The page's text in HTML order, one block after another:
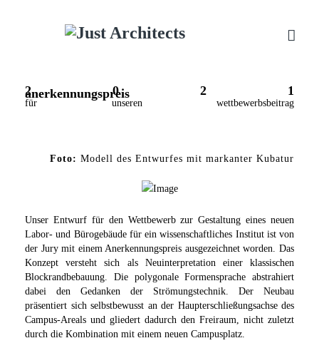
2 0 2 1
anerkennungspreis
für unseren wettbewerbsbeitrag
Foto: Modell des Entwurfes mit markanter Kubatur
Unser Entwurf für den Wettbewerb zur Gestaltung eines neuen
Labor- und Bürogebäude für ein wissenschaftliches Institut ist von
der Jury mit einem Anerkennungspreis ausgezeichnet worden. Das
Konzept versteht sich als Neuinterpretation einer klassischen
Blockrandbebauung. Die polygonale Formensprache abstrahiert
dabei den Gedanken der Strömungstechnik. Der Neubau
präsentiert sich selbstbewusst an der Haupterschließungsachse des
Campus-Areals und gliedert dadurch den Freiraum, nicht zuletzt
durch die Kombination mit einem neuen Campusplatz.